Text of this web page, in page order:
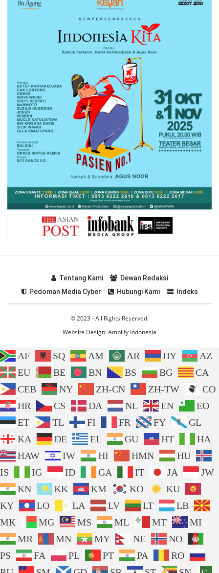
Tentang Kami
Dewan Redaksi
Pedoman Media Cyber
Hubungi Kami Indeks
© 2023 - All Rights Reserved.
Website Design:Amplify Indonesia
AF SQ AM AR HY
AZ
EU
BE BN BS BG
CA
CEB
NY ZH-CN ZH-TW
CO
HR
CS DA NL EN
EO
ET
TL FI FR FY
GL
KA
DE EL GU HT
HA
HAW
IW HI HMN
HU
IS
IG ID GA IT JA
JW
KN
KK KM KO
KU
KY
LO LA LV LT
LB
MK
MG MS ML MT
MI
MR
MN MY NE
NO
PS
FA PL PT PA
RO